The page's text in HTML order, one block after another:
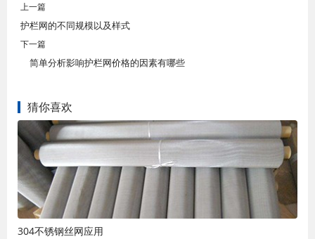
上一篇
护栏网的不同规模以及样式
下一篇
简单分析影响护栏网价格的因素有哪些
猜你喜欢
304不锈钢丝网应用